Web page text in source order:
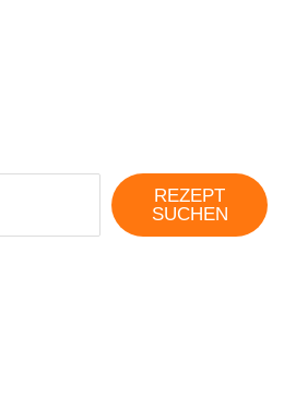
REZEPT
SUCHEN